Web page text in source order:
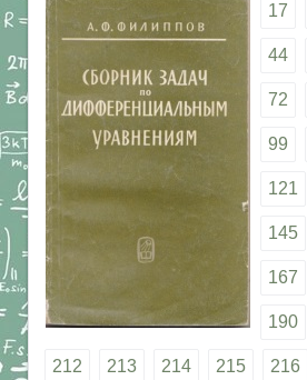
17
44
72
99
121
145
167
190
212 213 214 215 216